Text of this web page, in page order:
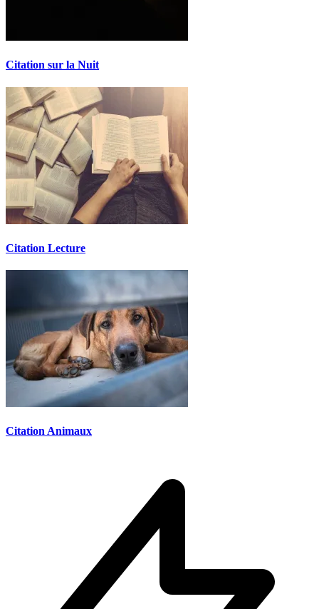
Citation sur la Nuit
Citation Lecture
Citation Animaux